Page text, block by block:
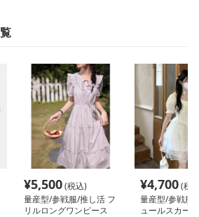
¥5,500(税込)
量産型/参戦服/推し活 フ
リルロングワンピース
¥4,700(税
量産型/参戦服/
ュールスカー